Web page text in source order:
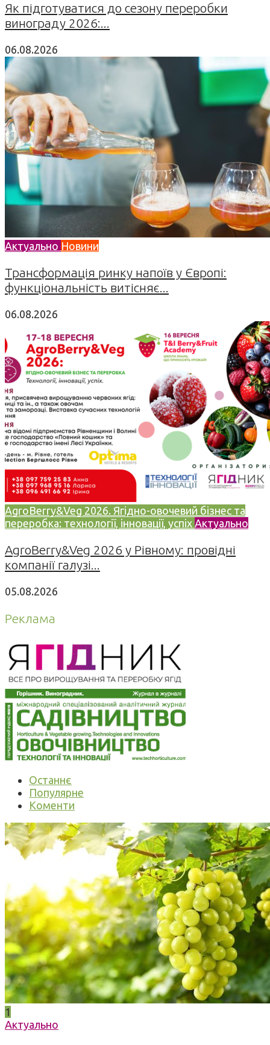
Як підготуватися до сезону переробки
винограду 2026:...
06.08.2026
Актуально Новини
Трансформація ринку напоїв у Європі:
функціональність витісняє...
06.08.2026
AgroBerry&Veg 2026. Ягідно-овочевий бізнес та
переробка: технології, інновації, успіх Актуально
AgroBerry&Veg 2026 у Рівному: провідні
компанії галузі...
05.08.2026
Реклама
Останнє
Популярне
Коменти
1
Актуально